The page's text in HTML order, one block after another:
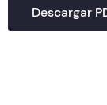
Descargar